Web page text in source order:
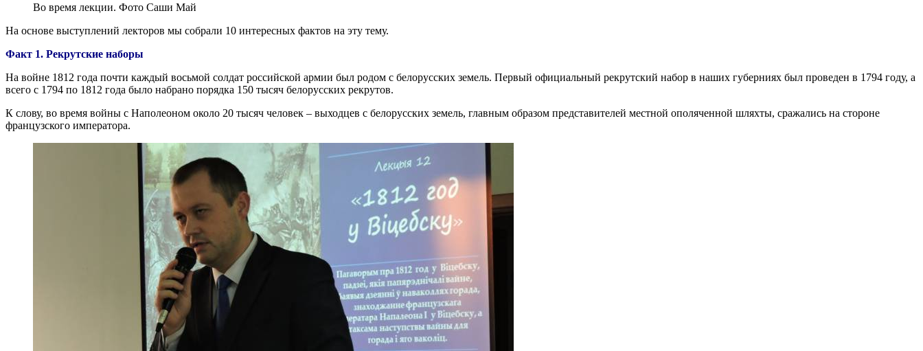
Во время лекции. Фото Саши Май
На основе выступлений лекторов мы собрали 10 интересных фактов на эту тему.
Факт 1. Рекрутские наборы
На войне 1812 года почти каждый восьмой солдат российской армии был родом с белорусских земель. Первый официальный рекрутский набор в наших губерниях был проведен в 1794 году, а
всего с 1794 по 1812 года было набрано порядка 150 тысяч белорусских рекрутов.
К слову, во время войны с Наполеоном около 20 тысяч человек – выходцев с белорусских земель, главным образом представителей местной ополяченной шляхты, сражались на стороне
французского императора.